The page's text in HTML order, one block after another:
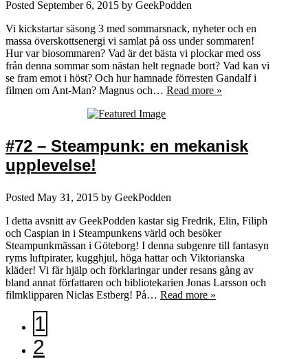
Posted September 6, 2015 by GeekPodden
Vi kickstartar säsong 3 med sommarsnack, nyheter och en
massa överskottsenergi vi samlat på oss under sommaren!
Hur var biosommaren? Vad är det bästa vi plockar med oss
från denna sommar som nästan helt regnade bort? Vad kan vi
se fram emot i höst? Och hur hamnade förresten Gandalf i
filmen om Ant-Man? Magnus och… Read more »
#72 – Steampunk: en mekanisk
upplevelse!
Posted May 31, 2015 by GeekPodden
I detta avsnitt av GeekPodden kastar sig Fredrik, Elin, Filiph
och Caspian in i Steampunkens värld och besöker
Steampunkmässan i Göteborg! I denna subgenre till fantasyn
ryms luftpirater, kugghjul, höga hattar och Viktorianska
kläder! Vi får hjälp och förklaringar under resans gång av
bland annat författaren och bibliotekarien Jonas Larsson och
filmklipparen Niclas Estberg! På… Read more »
1
2